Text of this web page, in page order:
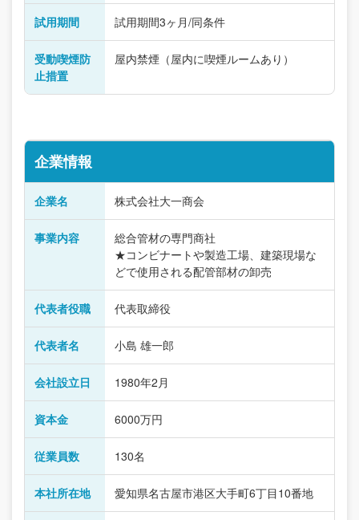
試用期間 試用期間3ヶ月/同条件
受動喫煙防
止措置
屋内禁煙（屋内に喫煙ルームあり）
企業情報
企業名 株式会社大一商会
事業内容
総合管材の専門商社
★コンビナートや製造工場、建築現場な
どで使用される配管部材の卸売
代表者役職 代表取締役
代表者名 小島 雄一郎
会社設立日 1980年2月
資本金 6000万円
従業員数 130名
本社所在地 愛知県名古屋市港区大手町6丁目10番地